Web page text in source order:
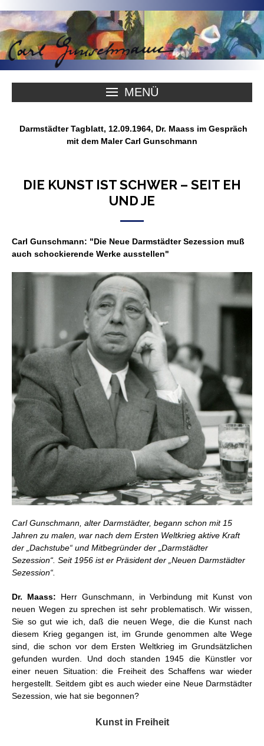
MENÜ
Darmstädter Tagblatt, 12.09.1964, Dr. Maass im Gespräch
mit dem Maler Carl Gunschmann
DIE KUNST IST SCHWER – SEIT EH
UND JE
Carl Gunschmann: "Die Neue Darmstädter Sezession muß
auch schockierende Werke ausstellen"
Carl Gunschmann, alter Darmstädter, begann schon mit 15
Jahren zu malen, war nach dem Ersten Weltkrieg aktive Kraft
der „Dachstube“ und Mitbegründer der „Darmstädter
Sezession“. Seit 1956 ist er Präsident der „Neuen Darmstädter
Sezession“.
Dr. Maass: Herr Gunschmann, in Verbindung mit Kunst von
neuen Wegen zu sprechen ist sehr problematisch. Wir wissen,
Sie so gut wie ich, daß die neuen Wege, die die Kunst nach
diesem Krieg gegangen ist, im Grunde genommen alte Wege
sind, die schon vor dem Ersten Weltkrieg im Grundsätzlichen
gefunden wurden. Und doch standen 1945 die Künstler vor
einer neuen Situation: die Freiheit des Schaffens war wieder
hergestellt. Seitdem gibt es auch wieder eine Neue Darmstädter
Sezession, wie hat sie begonnen?
Kunst in Freiheit